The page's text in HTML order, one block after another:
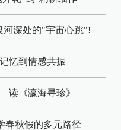
河深处的"宇宙心跳"!
忆到情感共振
《瀛海寻珍》
春秋假的多元路径